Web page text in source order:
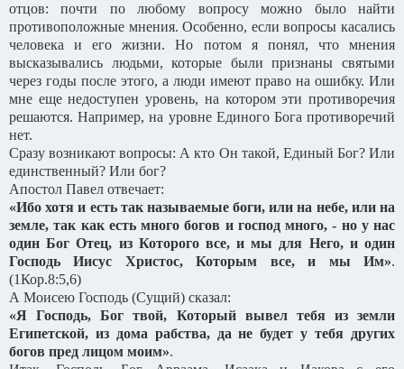
отцов: почти по любому вопросу можно было найти
противоположные мнения. Особенно, если вопросы касались
человека и его жизни. Но потом я понял, что мнения
высказывались людьми, которые были признаны святыми
через годы после этого, а люди имеют право на ошибку. Или
мне еще недоступен уровень, на котором эти противоречия
решаются. Например, на уровне Единого Бога противоречий
нет.
Сразу возникают вопросы: А кто Он такой, Единый Бог? Или
единственный? Или бог?
Апостол Павел отвечает:
«Ибо хотя и есть так называемые боги, или на небе, или на
земле, так как есть много богов и господ много, - но у нас
один Бог Отец, из Которого все, и мы для Него, и один
Господь Иисус Христос, Которым все, и мы Им».
(1Кор.8:5,6)
А Моисею Господь (Сущий) сказал:
«Я Господь, Бог твой, Который вывел тебя из земли
Египетской, из дома рабства, да не будет у тебя других
богов пред лицом моим».